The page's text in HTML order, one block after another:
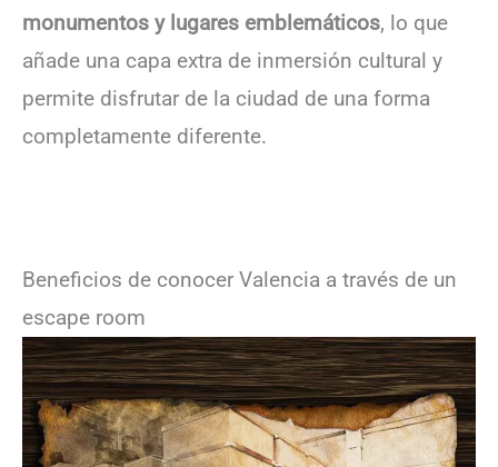
monumentos y lugares emblemáticos, lo que
añade una capa extra de inmersión cultural y
permite disfrutar de la ciudad de una forma
completamente diferente.
Beneficios de conocer Valencia a través de un
escape room